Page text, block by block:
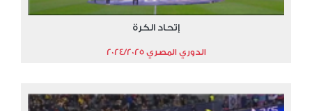
إتحاد الكرة
الدوري المصري 2024/2025